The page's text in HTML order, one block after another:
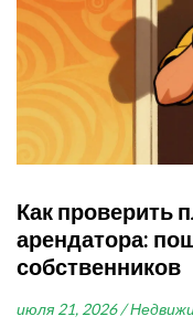
Как проверить
арендатора:
собственников
июля 21, 2026 /